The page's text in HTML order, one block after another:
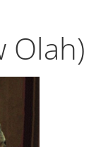
Olah)